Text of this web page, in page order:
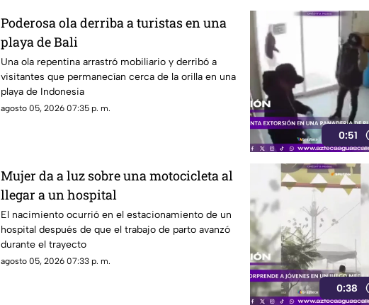
Poderosa ola derriba a turistas en una
playa de Bali
Una ola repentina arrastró mobiliario y derribó a
visitantes que permanecían cerca de la orilla en una
playa de Indonesia
agosto 05, 2026 07:35 p. m.
0:51
Mujer da a luz sobre una motocicleta al
llegar a un hospital
El nacimiento ocurrió en el estacionamiento de un
hospital después de que el trabajo de parto avanzó
durante el trayecto
agosto 05, 2026 07:33 p. m.
0:38